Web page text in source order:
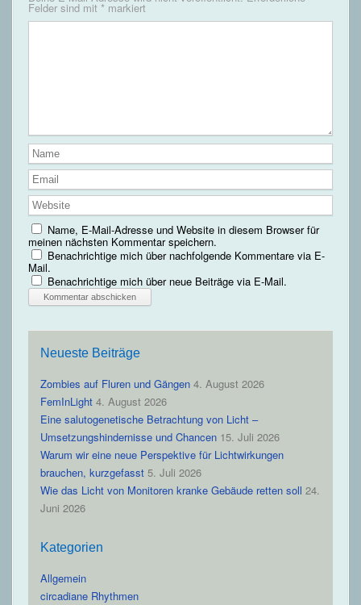
Felder sind mit *markiert
Name, E-Mail-Adresse und Website in diesem Browser für
meinen nächsten Kommentar speichern.
Benachrichtige mich über nachfolgende Kommentare via E-
Mail.
Benachrichtige mich über neue Beiträge via E-Mail.
Neueste Beiträge
Zombies auf Fluren und Gängen 4. August 2026
FemInLight 4. August 2026
Eine salutogenetische Betrachtung von Licht –
Umsetzungshindernisse und Chancen 15. Juli 2026
Warum wir eine neue Perspektive für Lichtwirkungen
brauchen, kurzgefasst 5. Juli 2026
Wie das Licht von Monitoren kranke Gebäude retten soll 24.
Juni 2026
Kategorien
Allgemein
circadiane Rhythmen